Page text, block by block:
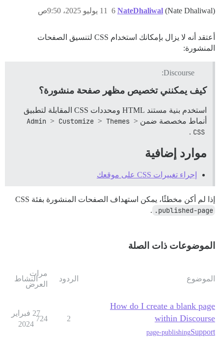
NateDhaliwal (Nate Dhaliwal) 11 يوليو 2025، 9:50ص 6
أعتقد أنه لا يزال بإمكانك استخدام CSS لتنسيق الصفحات
المنشورة:
Discourse:
كيف يمكنني تخصيص مظهر صفحة منشورة؟
استخدم بنية مستند HTML ومحددات CSS المقابلة لتطبيق
أنماط مخصصة ضمن
Admin > Customize > Themes >
CSS
.
موارد إضافية
إجراء تغييرات CSS على موقعك
إذا لم أكن مخطئًا، يمكن استهداف الصفحات المنشورة بفئة CSS
.published-page
.
الموضوعات ذات الصلة
الموضوع الردود
مرات
العرض
النشاط
How do I create a blank page
within Discourse
Support
page-publishing
2
724
27 فبراير
2024